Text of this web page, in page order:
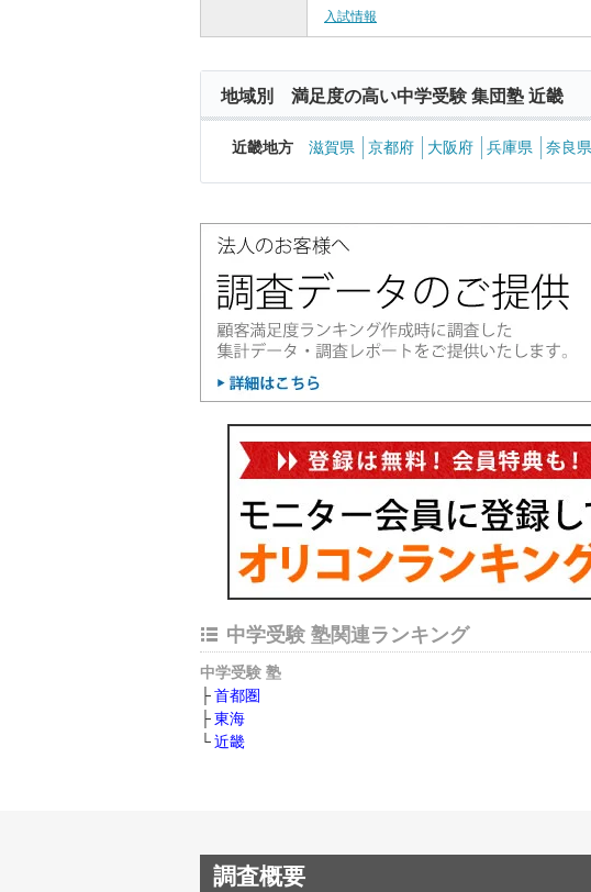
入試情報
地域別 満足度の高い中学受験 集団塾 近畿
近畿地方 滋賀県 京都府 大阪府 兵庫県 奈良県
中学受験 塾関連ランキング
中学受験 塾
首都圏
東海
近畿
調査概要